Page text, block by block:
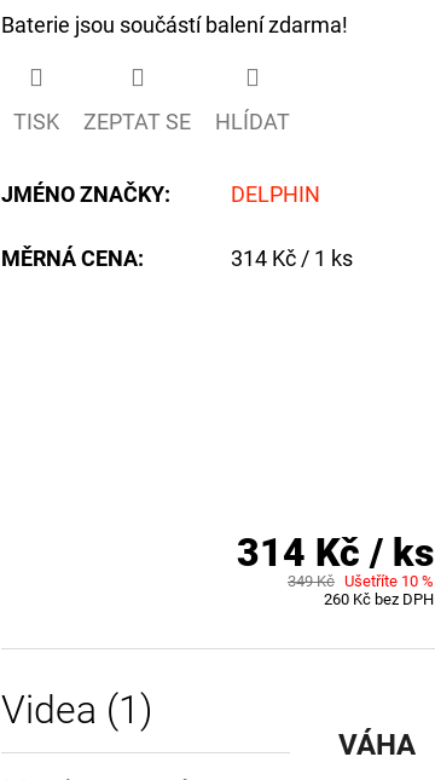
Baterie jsou součástí balení zdarma!
TISK ZEPTAT SE HLÍDAT
JMÉNO ZNAČKY: DELPHIN
MĚRNÁ CENA:
Měrná
314 Kč / 1 ks
314 Kč / ks
349 Kč Ušetříte 10 %
260 Kč bez DPH
Videa (1)
VÁHA